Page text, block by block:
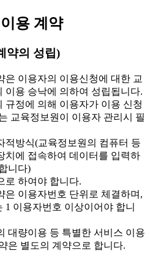
용 계약
약의 성립)
이용자의 이용신청에 대한 교
이용 승낙에 의하여 성립됩니다.
규정에 의해 이용자가 이용 신청
교육정보원이 이용자 관리시 필
적방식(교육정보원의 컴퓨터 등
치에 접속하여 데이터를 입력하
니다)
로 하여야 합니다.
이용자번호 단위로 체결하며,
1 이용자번호 이상이어야 합니
대량이용 등 특별한 서비스 이용
은 별도의 계약으로 합니다.